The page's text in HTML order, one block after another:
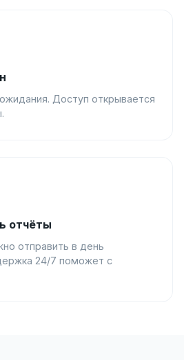
Доступ открывается
отчёты
отправить в день
24/7 поможет с